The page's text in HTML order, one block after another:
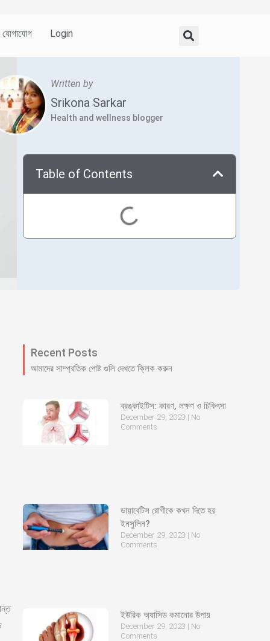
যোগাযোগ Login
Written by
Srikona Sarkar
Health and wellness blogger
Table of Contents
Recent Posts
আমাদের সাম্প্রতিক পোষ্ট গুলি দেখতে ক্লিক করুন
ব্রঙ্কাইটিস: কারণ, লক্ষণ ও চিকিৎসা
December 29, 2023
No
Comments
ডায়াবেটিস রোগীকে কখন দিতে হয়
ইনসুলিন?
December 29, 2023
No
Comments
ইউরিক অ্যাসিড কমানোর উপায়
December 29, 2023
No
Comments